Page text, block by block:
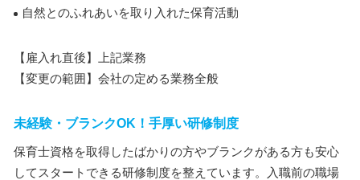
自然とのふれあいを取り入れた保育活動
【雇入れ直後】上記業務
【変更の範囲】会社の定める業務全般
未経験・ブランクOK！手厚い研修制度
保育士資格を取得したばかりの方やブランクがある方も安心
してスタートできる研修制度を整えています。入職前の職場